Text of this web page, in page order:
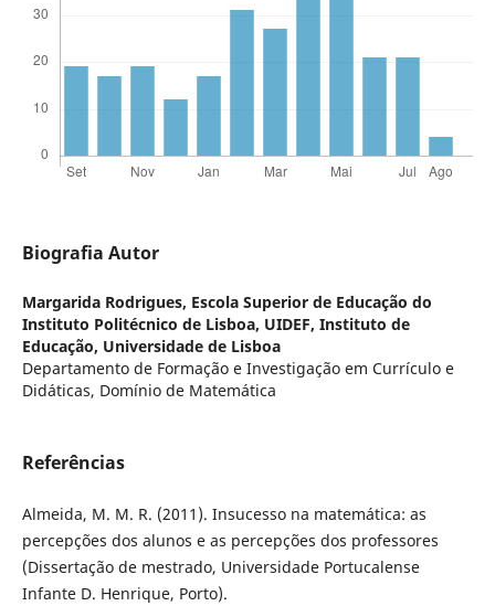
Biografia Autor
Margarida Rodrigues, Escola Superior de Educação do
Instituto Politécnico de Lisboa, UIDEF, Instituto de
Educação, Universidade de Lisboa
Departamento de Formação e Investigação em Currículo e
Didáticas, Domínio de Matemática
Referências
Almeida, M. M. R. (2011). Insucesso na matemática: as
percepções dos alunos e as percepções dos professores
(Dissertação de mestrado, Universidade Portucalense
Infante D. Henrique, Porto).